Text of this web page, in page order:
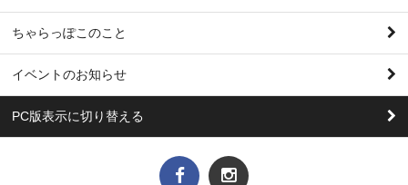
ちゃらっぽこのこと
イベントのお知らせ
PC版表示に切り替える